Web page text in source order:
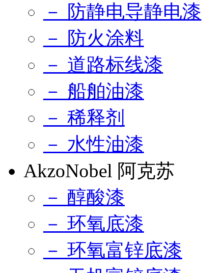
－ 防静电导静电漆
－ 防火涂料
－ 道路标线漆
－ 船舶油漆
－ 稀释剂
－ 水性油漆
AkzoNobel 阿克苏
－ 醇酸漆
－ 环氧底漆
－ 环氧富锌底漆